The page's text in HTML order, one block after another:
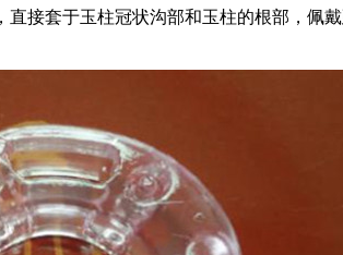
接套于玉柱冠状沟部和玉柱的根部，